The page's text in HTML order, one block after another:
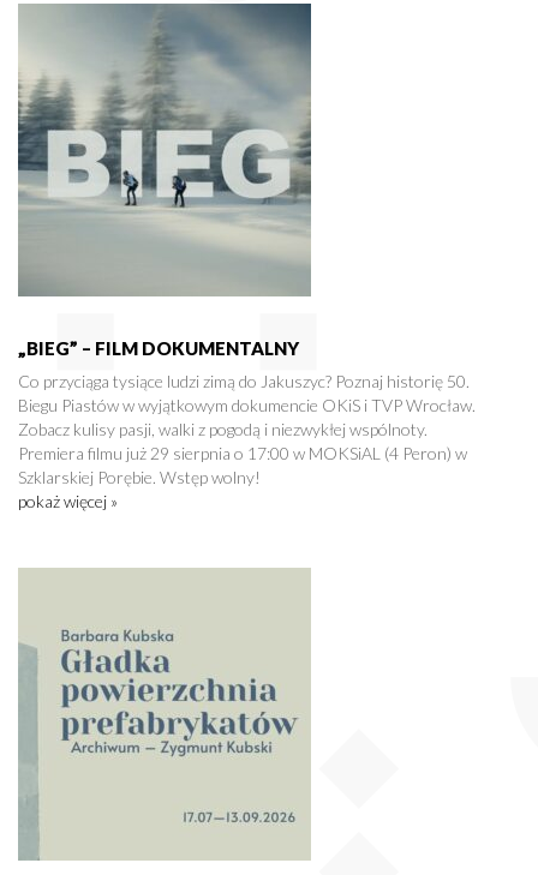
„BIEG” – FILM DOKUMENTALNY
Co przyciąga tysiące ludzi zimą do Jakuszyc? Poznaj historię 50.
Biegu Piastów w wyjątkowym dokumencie OKiS i TVP Wrocław.
Zobacz kulisy pasji, walki z pogodą i niezwykłej wspólnoty.
Premiera filmu już 29 sierpnia o 17:00 w MOKSiAL (4 Peron) w
Szklarskiej Porębie. Wstęp wolny!
pokaż więcej »